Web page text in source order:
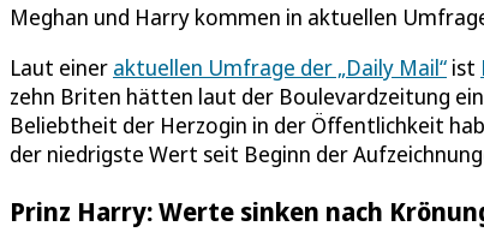
Meghan und Harry kommen in aktuellen
Laut einer aktuellen Umfrage der „Daily Mail“ ist
zehn Briten hätten laut der Boulevardzeitung
Beliebtheit der Herzogin in der Öffentlichkeit
der niedrigste Wert seit Beginn der
Prinz Harry: Werte sinken nach